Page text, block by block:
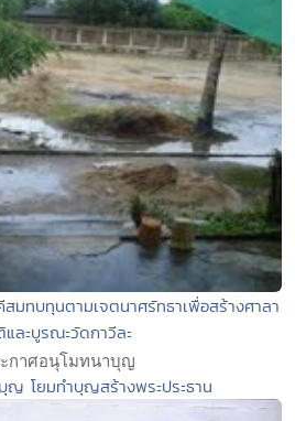
ทบทุนตามเจตนาศรัทธาเพื่อสร้างศาลา
ละบูรณะวัดกาวีละ
ญ โยมทำบุญสร้างพระประธาน